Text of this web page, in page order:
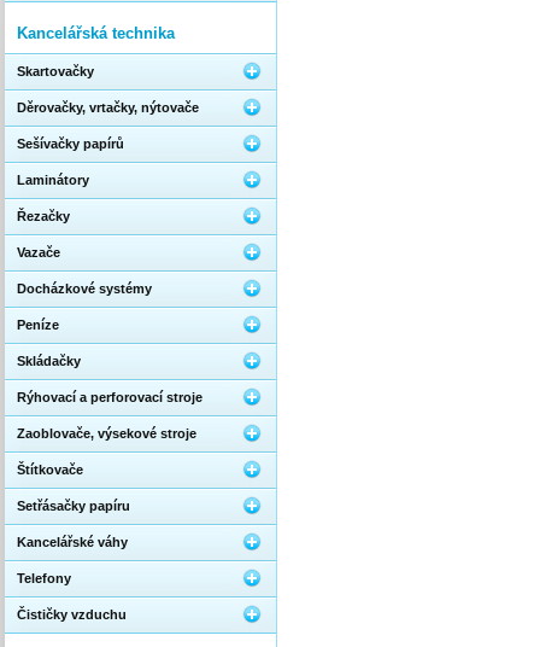
Kancelářská technika
Skartovačky
Děrovačky, vrtačky, nýtovače
Sešívačky papírů
Laminátory
Řezačky
Vazače
Docházkové systémy
Peníze
Skládačky
Rýhovací a perforovací stroje
Zaoblovače, výsekové stroje
Štítkovače
Setřásačky papíru
Kancelářské váhy
Telefony
Čističky vzduchu